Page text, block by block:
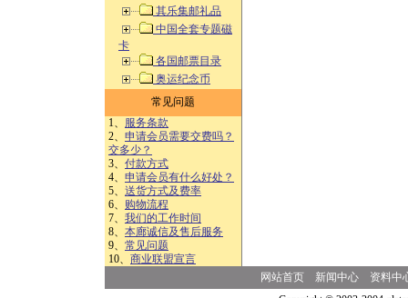
其乐集邮礼品
中国全套专题磁
卡
各国邮票目录
奥运纪念币
常见问题
1、 服务条款
2、 申请会员需要交费吗？
交多少？
3、 付款方式
4、 申请会员有什么好处？
5、 送货方式及费率
6、 购物流程
7、 我们的工作时间
8、 本廊诚信及售后服务
9、 常见问题
10、 商业联盟宣言
网站首页 新闻中心
资料中